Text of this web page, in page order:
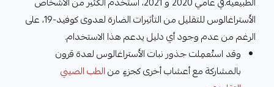
الأَستراغالوس للتقليل من التأثيرات الضارة لعدوى كوفيد-19، على
الرغم من عدم وجود أي دليل يدعم هذا الاستخدام.
وقد استُعمِلت جذور نبات الأَستراغالوس لعدة قرون
بالمشاركة مع أعشاب أخرى كجزءٍ منالطب الصيني